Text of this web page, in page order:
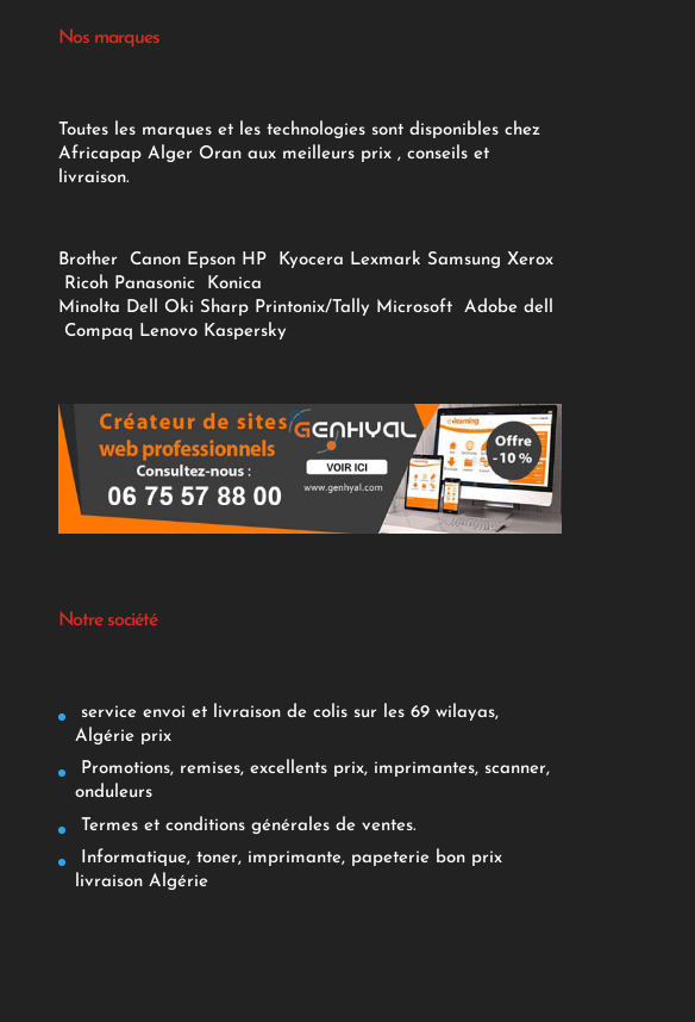
Nos marques
Toutes les marques et les technologies sont disponibles chez
Africapap Alger Oran aux meilleurs prix , conseils et
livraison.
Brother Canon Epson HP Kyocera Lexmark Samsung Xerox
Ricoh Panasonic
Konica
Minolta Dell Oki Sharp Printonix/Tally Microsoft Adobe dell
Compaq Lenovo Kaspersky
Notre société
service envoi et livraison de colis sur les 69 wilayas,
Algérie prix
Promotions, remises, excellents prix, imprimantes, scanner,
onduleurs
Termes et conditions générales de ventes.
Informatique, toner, imprimante, papeterie bon prix
livraison Algérie